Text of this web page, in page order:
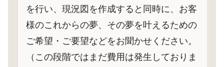
を行い、現況図を作成すると同時に、お客
様のこれからの夢、その夢を叶えるための
ご希望・ご要望などをお聞かせください。
（この段階ではまだ費用は発生しておりま